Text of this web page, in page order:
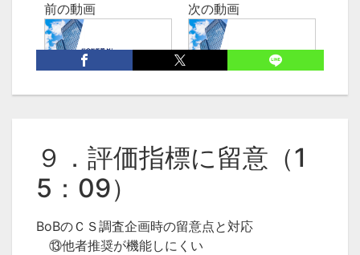
前の動画
８．個別データの活用
次の動画
10．調査の使い分けに
９．評価指標に留意（1
5：09）
BoBのＣＳ調査企画時の留意点と対応
⑬他者推奨が機能しにくい